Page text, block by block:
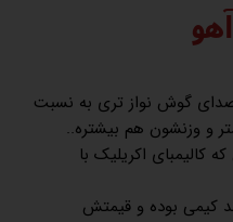
صدای گوش نواز تری به نسبت
و وزنشون هم بیشتره..
کالیمبای اکریلیک با
کیمی بوده و قیمتش